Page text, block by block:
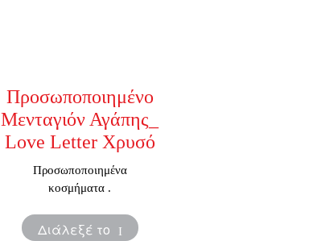
Προσωποποιημένο
Μενταγιόν Αγάπης_
Love Letter Χρυσό
Προσωποποιημένα
κοσμήματα .
Διάλεξέ το